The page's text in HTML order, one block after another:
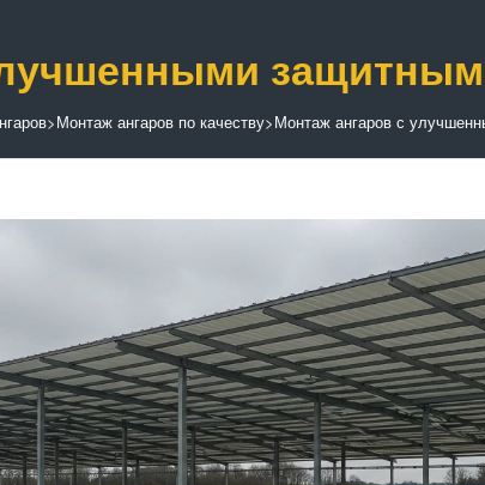
>Монтаж ангаров по качеству>Монтаж ангаров с